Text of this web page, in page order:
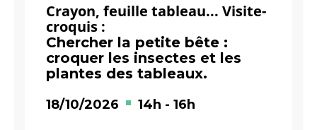
Crayon, feuille tableau... Visite-
croquis :
Chercher la petite bête :
croquer les insectes et les
plantes des tableaux.
18/10/2026 14h - 16h